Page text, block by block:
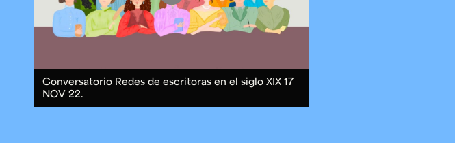
Conversatorio Redes de escritoras en el siglo XIX 17
NOV 22.